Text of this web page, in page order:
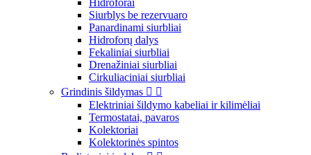
Hidroforai
Siurblys be rezervuaro
Panardinami siurbliai
Hidroforų dalys
Fekaliniai siurbliai
Drenažiniai siurbliai
Cirkuliaciniai siurbliai
Grindinis šildymas  
Elektriniai šildymo kabeliai ir kilimėliai
Termostatai, pavaros
Kolektoriai
Kolektorinės spintos